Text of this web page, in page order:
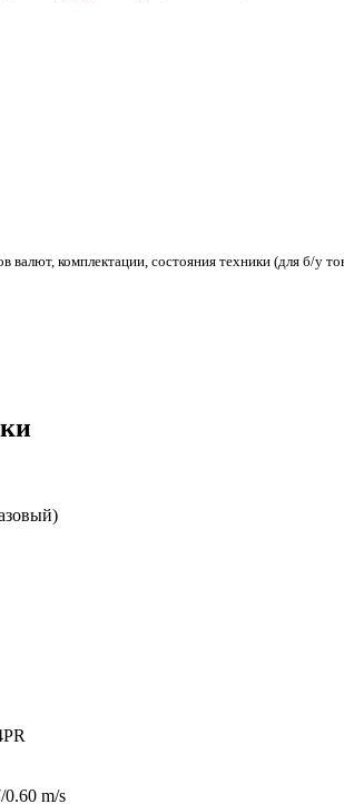
валют, комплектации, состояния техники (для б/у
0.60 m/s